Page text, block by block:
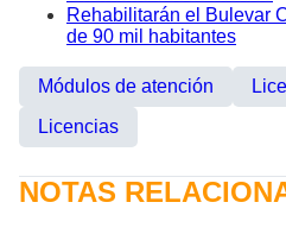
Rehabilitarán el Bulevar
de 90 mil habitantes
Módulos de atención
Licencias
NOTAS